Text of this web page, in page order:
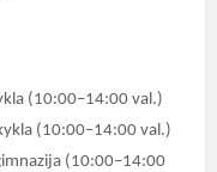
(10:00–14:00 val.)
(10:00–14:00 val.)
(10:00–14:00